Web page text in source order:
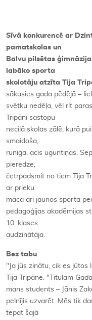
Sīvā konkurencē ar
pamatskolas un
Balvu pilsētas
labāko sporta
skolotāju atzīta Tija
sākusies gada pēdējā –
svētku nedēļa, vēl rit
Tripāni sastopu
necilā skolas zālē, kurā
smaidoša,
runīga, acīs uguntiņas.
pieredze,
četrpadsmit no tiem Tija
ar prieku
māca arī jaunos sporta
pedagoģijas akadēmijas
10. klases
audzinātāja.
Bez tabu
"Ja jūs zinātu, cik es
Tija Tripāne. "Titulam
mans students – Jānis
pelnījis uzvarēt. Mēs tik
tepat šajā